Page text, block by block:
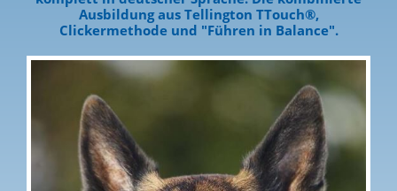
Ausbildung aus Tellington TTouch®,
Clickermethode und "Führen in Balance".